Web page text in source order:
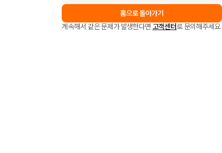
홈으로 돌아가기
계속해서 같은 문제가 발생한다면 고객센터로 문의해주세요.